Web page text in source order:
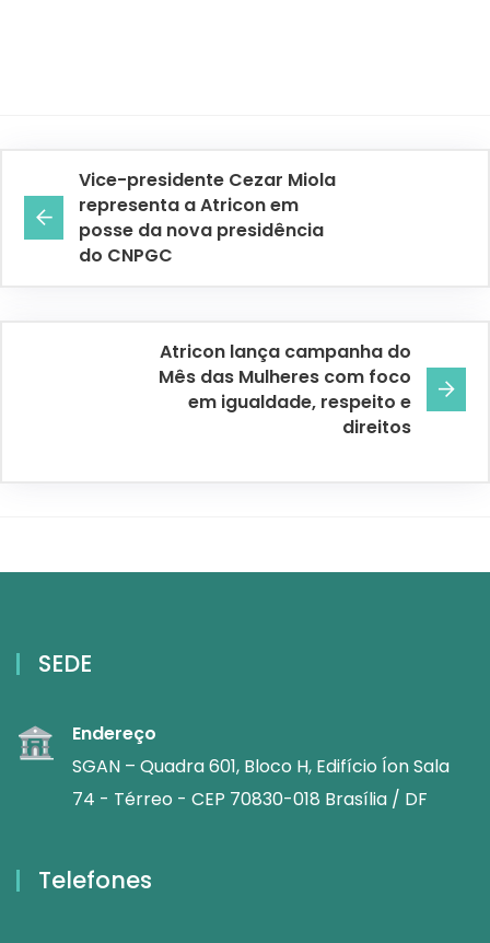
Vice-presidente Cezar Miola
representa a Atricon em
posse da nova presidência
do CNPGC
Atricon lança campanha do
Mês das Mulheres com foco
em igualdade, respeito e
direitos
SEDE
Endereço
SGAN – Quadra 601, Bloco H, Edifício Íon Sala
74 - Térreo - CEP 70830-018 Brasília / DF
Telefones